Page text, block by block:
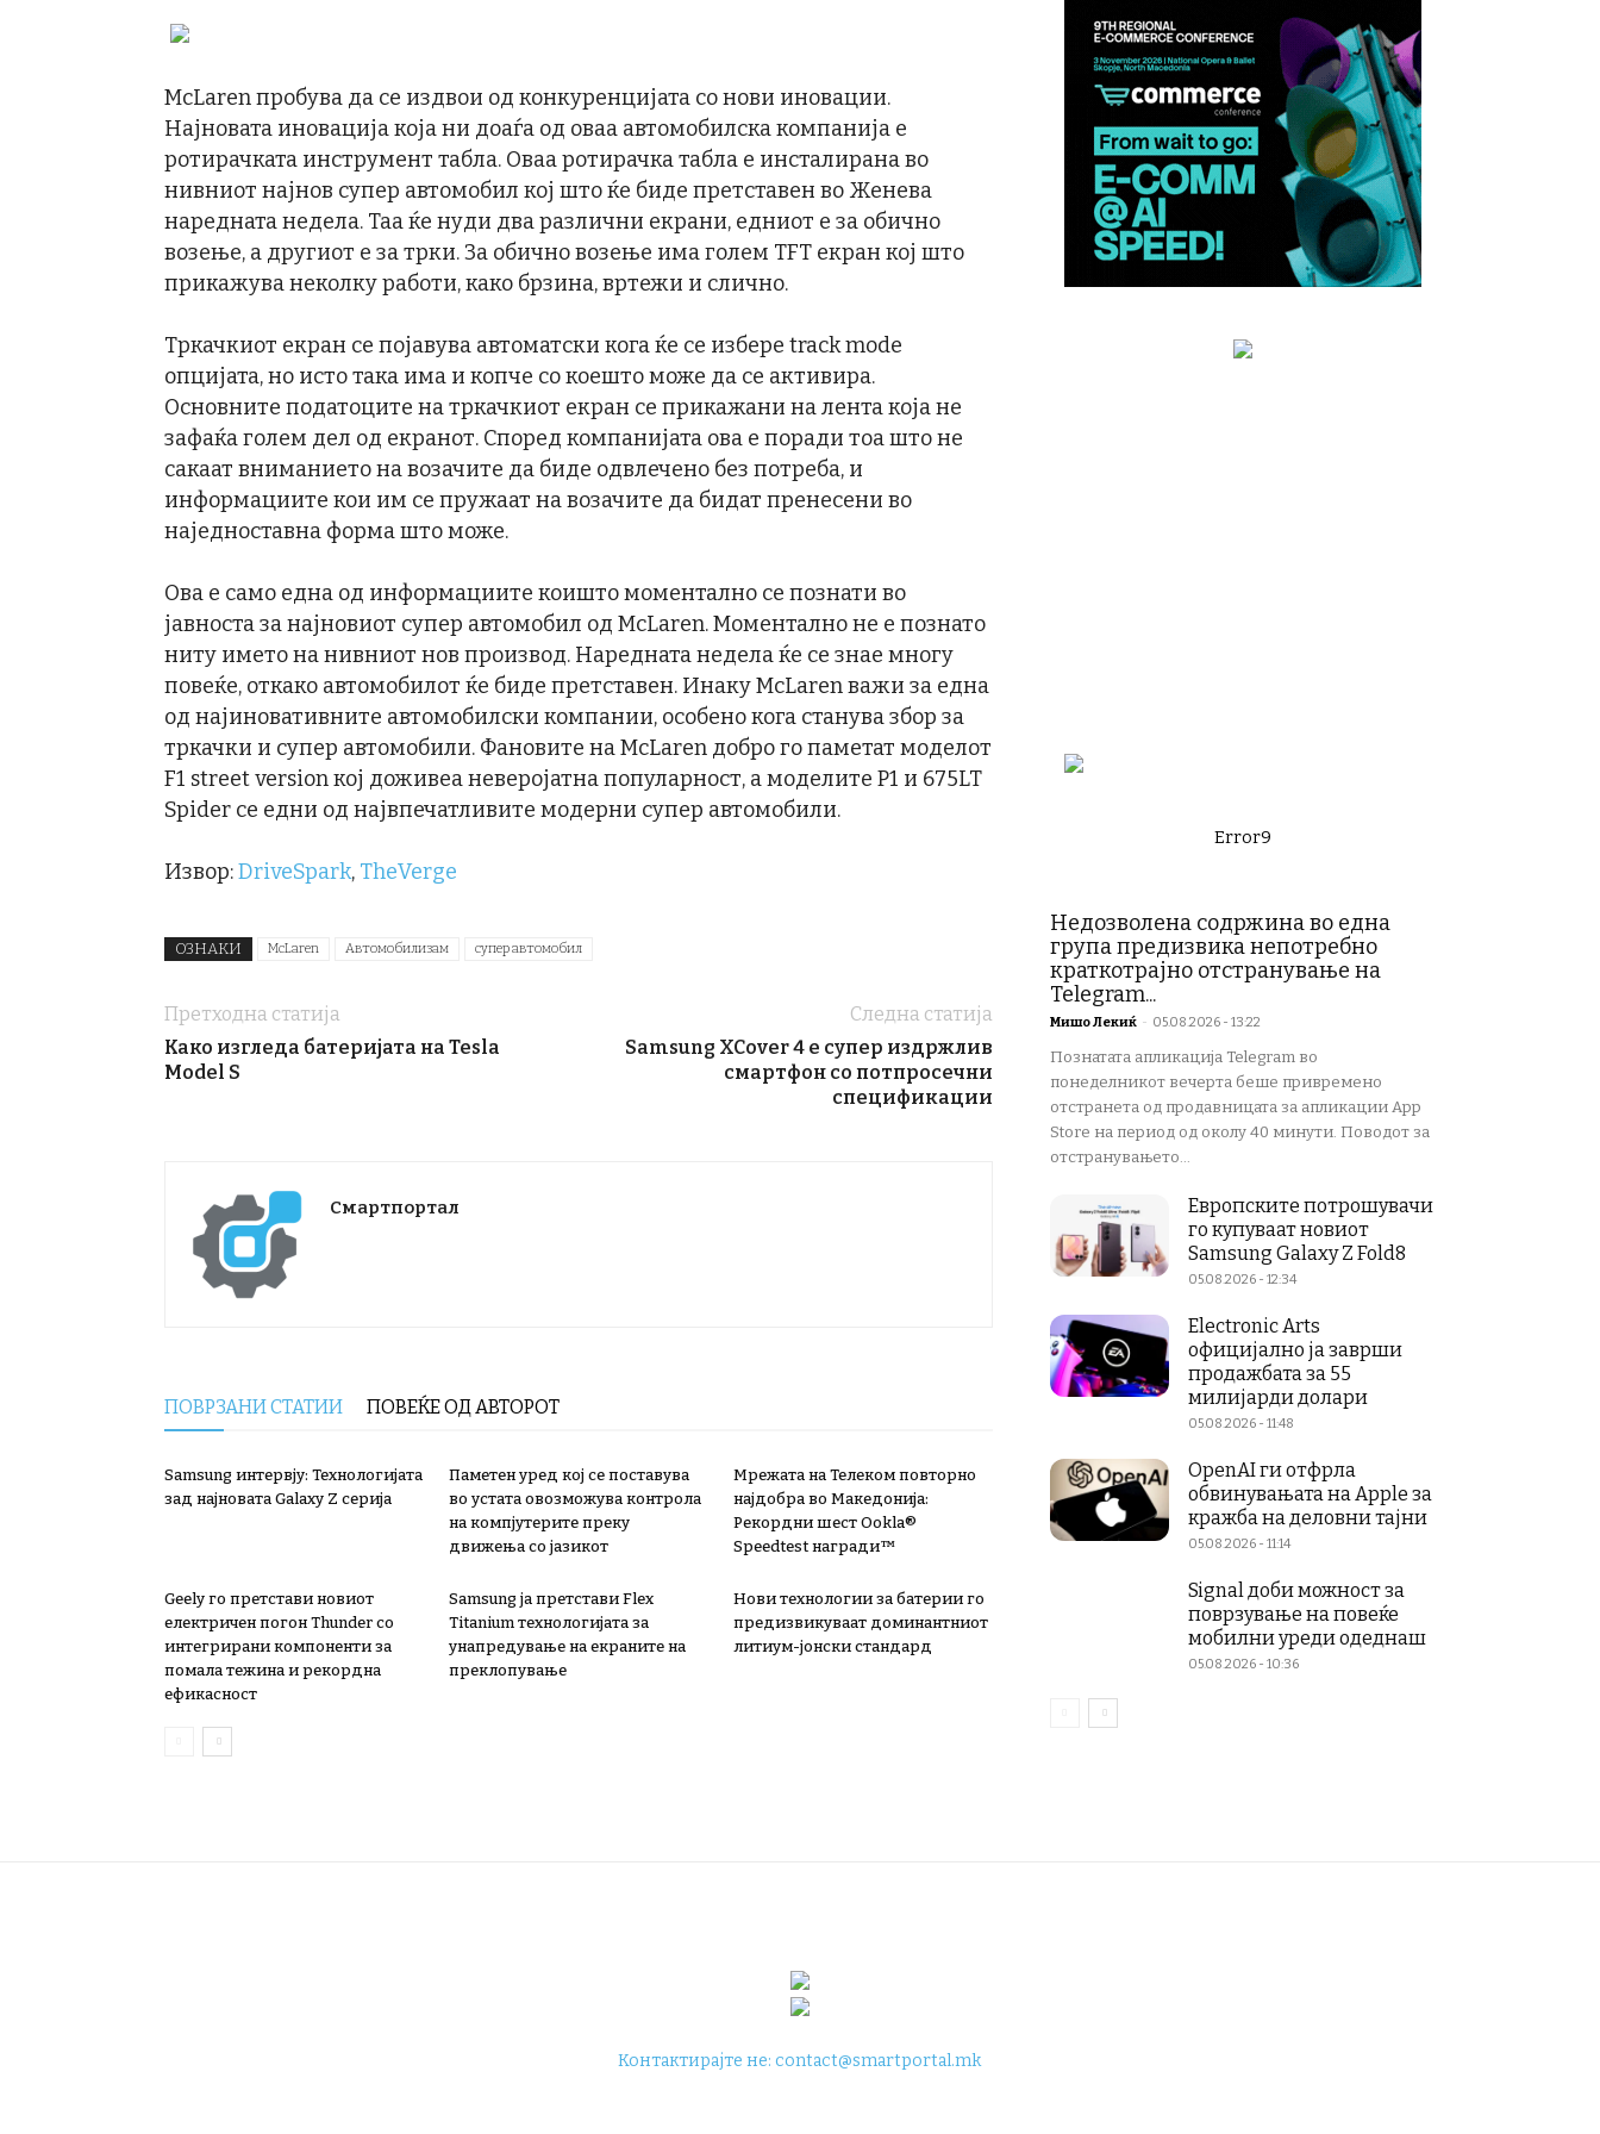
McLaren пробува да се издвои од конкуренцијата со нови иновации.
Најновата иновација која ни доаѓа од оваа автомобилска компанија е
ротирачката инструмент табла. Оваа ротирачка табла е инсталирана во
нивниот најнов супер автомобил кој што ќе биде претставен во Женева
наредната недела. Таа ќе нуди два различни екрани, едниот е за обично
возење, а другиот е за трки. За обично возење има голем TFT екран кој што
прикажува неколку работи, како брзина, вртежи и слично.
Тркачкиот екран се појавува автоматски кога ќе се избере track mode
опцијата, но исто така има и копче со коешто може да се активира.
Основните податоците на тркачкиот екран се прикажани на лента која не
зафаќа голем дел од екранот. Според компанијата ова е поради тоа што не
сакаат вниманието на возачите да биде одвлечено без потреба, и
информациите кои им се пружаат на возачите да бидат пренесени во
наједноставна форма што може.
Ова е само една од информациите коишто моментално се познати во
јавноста за најновиот супер автомобил од McLaren. Моментално не е познато
ниту името на нивниот нов производ. Наредната недела ќе се знае многу
повеќе, откако автомобилот ќе биде претставен. Инаку McLaren важи за една
од најиновативните автомобилски компании, особено кога станува збор за
тркачки и супер автомобили. Фановите на McLaren добро го паметат моделот
F1 street version кој доживеа неверојатна популарност, а моделите P1 и 675LT
Spider се едни од највпечатливите модерни супер автомобили.
Извор:DriveSpark, TheVerge
ОЗНАКИ McLaren Автомобилизам супер автомобил
Претходна статија
Како изгледа батеријата на Tesla
Model S
Следна статија
Samsung XCover 4 е супер издржлив
смартфон со потпросечни
спецификации
Смартпортал
ПОВРЗАНИ СТАТИИ ПОВЕЌЕ ОД АВТОРОТ
Samsung интервју: Технологијата
зад најновата Galaxy Z серија
Паметен уред кој се поставува
во устата овозможува контрола
на компјутерите преку
движења со јазикот
Мрежата на Телеком повторно
најдобра во Македонија:
Рекордни шест Ookla®
Speedtest награди™
Geely го претстави новиот
електричен погон Thunder со
интегрирани компоненти за
помала тежина и рекордна
ефикасност
Samsung ја претстави Flex
Titanium технологијата за
унапредување на екраните на
преклопување
Нови технологии за батерии го
предизвикуваат доминантниот
литиум-јонски стандард
Error9
Недозволена содржина во една
група предизвика непотребно
краткотрајно отстранување на
Telegram...
Мишо Лекиќ - 05.08.2026 - 13:22
Познатата апликација Telegram во
понеделникот вечерта беше привремено
отстранета од продавницата за апликации App
Store на период од околу 40 минути. Поводот за
отстранувањето...
Европските потрошувачи
го купуваат новиот
Samsung Galaxy Z Fold8
05.08.2026 - 12:34
Electronic Arts
официјално ја заврши
продажбата за 55
милијарди долари
05.08.2026 - 11:48
OpenAI ги отфрла
обвинувањата на Apple за
кражба на деловни тајни
05.08.2026 - 11:14
Signal доби можност за
поврзување на повеќе
мобилни уреди одеднаш
05.08.2026 - 10:36
Контактирајте не:contact@smartportal.mk